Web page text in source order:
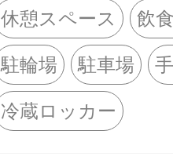
休憩スペース 飲
駐輪場 駐車場
冷蔵ロッカー